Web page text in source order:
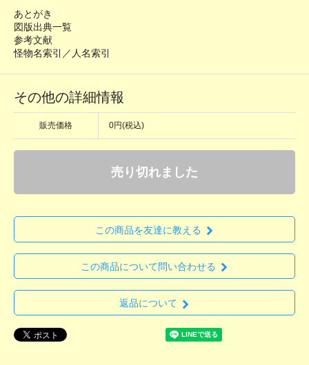
あとがき
図版出典一覧
参考文献
怪物名索引／人名索引
その他の詳細情報
販売価格 0円(税込)
売り切れました
この商品を友達に教える
この商品について問い合わせる
返品について